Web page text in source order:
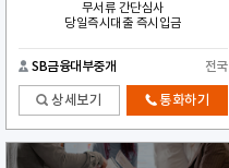
무서류 간단심사
당일즉시대출 즉시입금
SB금융대부중개 전국
상세보기 통화하기